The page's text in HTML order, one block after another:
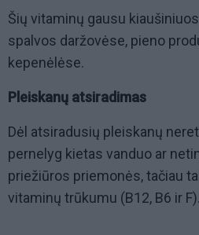
Šių vitaminų gausu
spalvos daržovėse, pieno
kepenėlėse.
Pleiskanų atsiradimas
Dėl atsiradusių pleiskanų
pernelyg kietas vanduo ar
priežiūros priemonės, tačiau
vitaminų trūkumu (B12, B6 ir F).